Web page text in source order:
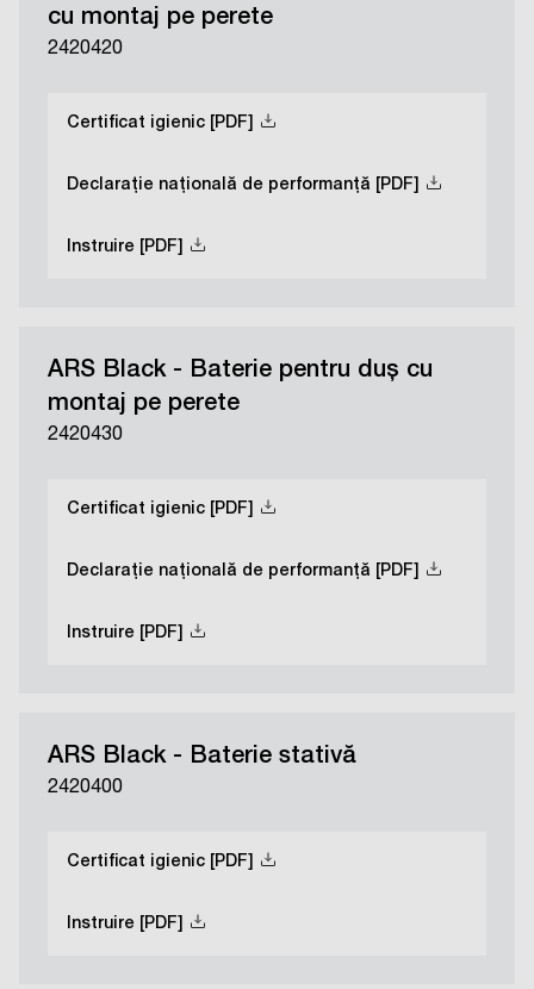
cu montaj pe perete
2420420
Certificat igienic [PDF]
Declarație națională de performanță [PDF]
Instruire [PDF]
ARS Black - Baterie pentru duș cu
montaj pe perete
2420430
Certificat igienic [PDF]
Declarație națională de performanță [PDF]
Instruire [PDF]
ARS Black - Baterie stativă
2420400
Certificat igienic [PDF]
Instruire [PDF]